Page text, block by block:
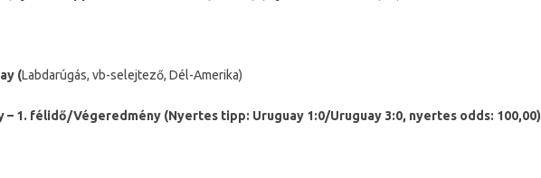
(Labdarúgás, vb-selejtező, Dél-Amerika)
– 1. félidő/Végeredmény (Nyertes tipp: Uruguay 1:0/Uruguay 3:0, nyertes odds: 100,00)